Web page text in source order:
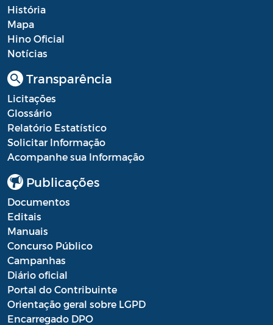
Portarias Sobre o Coronavírus COVID-19
Processo Seletivo Secretaria de Educação
Programa Araruama Universitário
Pronunciamento do Dirigente
Recursos Transferidos ao Município para
o enfrentamento à COVID-19
PORTARIA SETUR
Resolução Sobre o Coronavírus COVID-19
Resoluções
Resultado Processo Seletivo de
História
Mapa
Hino Oficial
Notícias
Transparência
Licitações
Glossário
Relatório Estatístico
Solicitar Informação
Acompanhe sua Informação
Publicações
Documentos
Editais
Manuais
Concurso Público
Campanhas
Diário oficial
Portal do Contribuinte
Orientação geral sobre LGPD
Encarregado DPO